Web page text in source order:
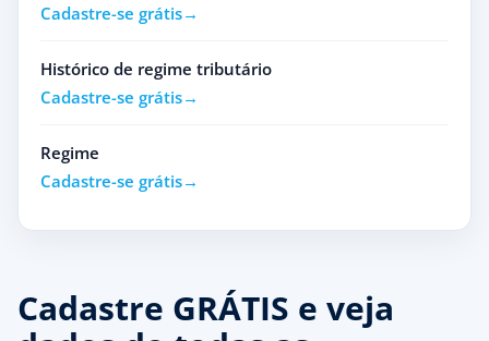
Cadastre-se grátis
Histórico de regime tributário
Cadastre-se grátis
Regime
Cadastre-se grátis
Cadastre GRÁTIS e veja